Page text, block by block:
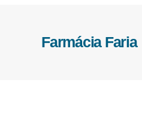
Farmácia Faria